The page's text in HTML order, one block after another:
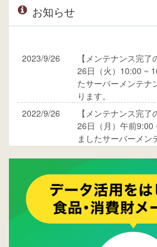
お知らせ
2023/9/26
【メンテナンス完
26日（火）10:00 ~
たサーバーメンテナ
ります。
2022/9/26
【メンテナンス完
26日（月）午前9:00
ましたサーバーメン
ご覧ください。
2015/10/19
ウレコンのサイト機
プ。詳細はこちら
2015/09/28
ウレコンが機能拡充
しました。⇒
ウレコ